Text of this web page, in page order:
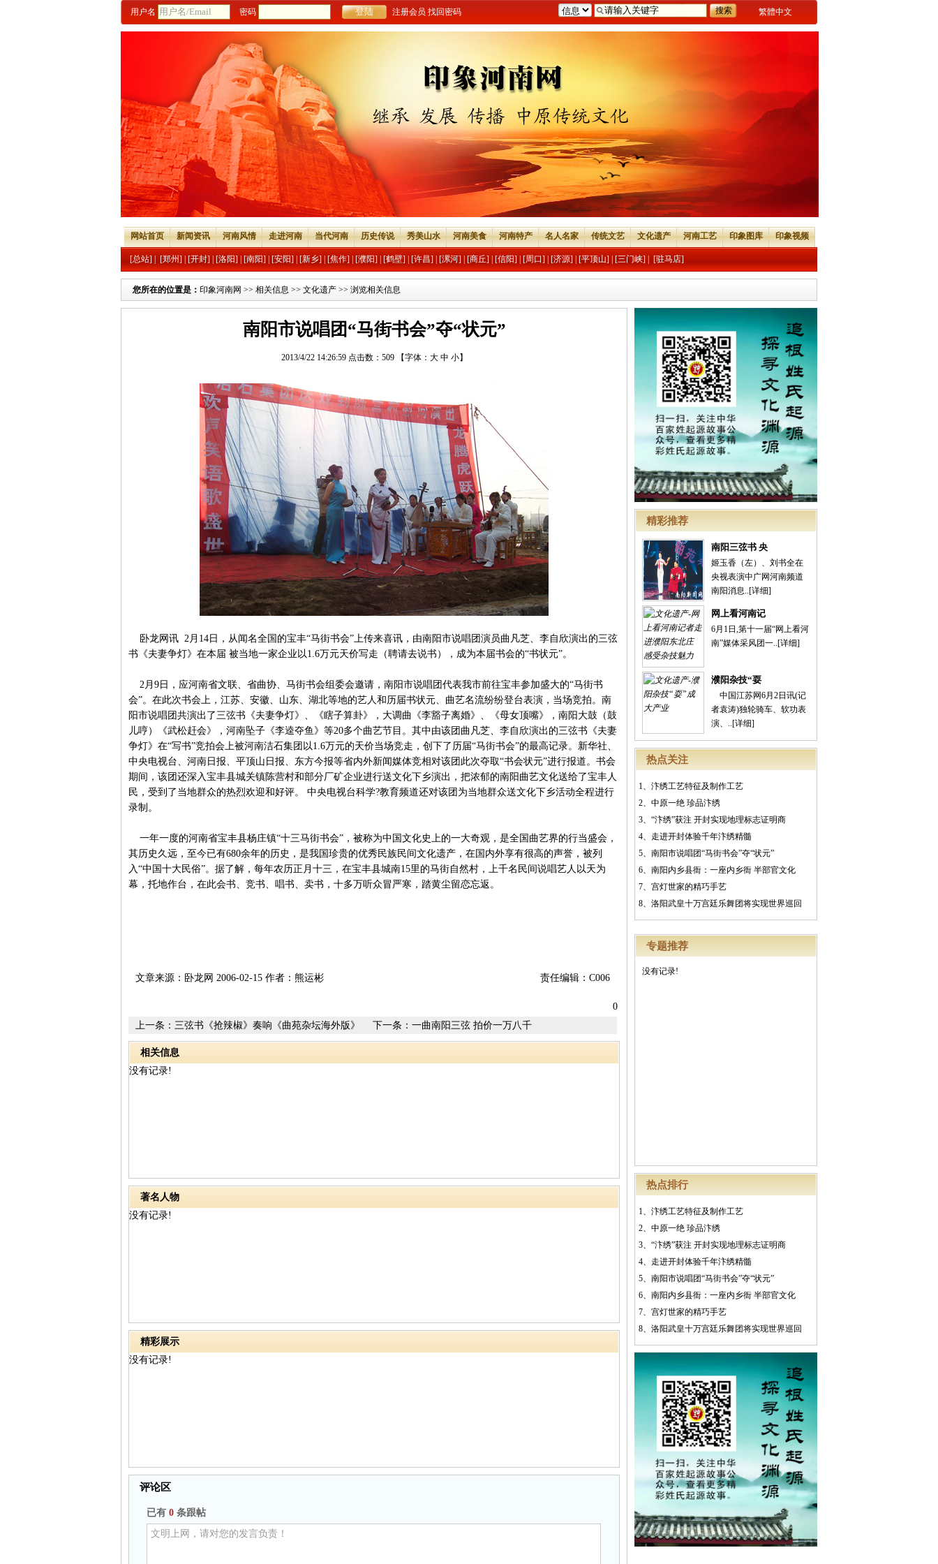
繁體中文
用户名 密码 注册会员 找回密码
网站首页 新闻资讯 河南风情 走进河南 当代河南 历史传说 秀美山水 河南美食 河南特产 名人名家 传统文艺 文化遗产 河南工艺 印象图库 印象视频
[总站] [郑州] [开封] [洛阳] [南阳] [安阳] [新乡] [焦作] [濮阳] [鹤壁] [许昌] [漯河] [商丘] [信阳] [周口] [济源] [平顶山] [三门峡] [驻马店]
您所在的位置是： 印象河南网 >> 相关信息 >> 文化遗产 >> 浏览相关信息
精彩推荐
南阳三弦书 央
姬玉香（左）、刘书全在
央视表演中广网河南频道
南阳消息..[详细]
网上看河南记
6月1日,第十一届“网上看河
南”媒体采风团一..[详细]
濮阳杂技“耍
中国江苏网6月2日讯(记
者袁涛)独轮骑车、软功表
演、..[详细]
热点关注
1、 汴绣工艺特征及制作工艺
2、 中原一绝 珍品汴绣
3、 “汴绣”获注 开封实现地理标志证明商
4、 走进开封体验千年汴绣精髓
5、 南阳市说唱团“马街书会”夺“状元”
6、 南阳内乡县衙：一座内乡衙 半部官文化
7、 宫灯世家的精巧手艺
8、 洛阳武皇十万宫廷乐舞团将实现世界巡回
专题推荐
没有记录!
热点排行
1、 汴绣工艺特征及制作工艺
2、 中原一绝 珍品汴绣
3、 “汴绣”获注 开封实现地理标志证明商
4、 走进开封体验千年汴绣精髓
5、 南阳市说唱团“马街书会”夺“状元”
6、 南阳内乡县衙：一座内乡衙 半部官文化
7、 宫灯世家的精巧手艺
8、 洛阳武皇十万宫廷乐舞团将实现世界巡回
南阳市说唱团“马街书会”夺“状元”
2013/4/22 14:26:59 点击数： 509 【字体： 大 中 小】
卧龙网讯 2月14日，从闻名全国的宝丰“马街书会”上传来喜讯，由南阳市说唱团演员曲凡芝、李自欣演出的三弦
书《夫妻争灯》在本届 被当地一家企业以1.6万元天价写走（聘请去说书），成为本届书会的“书状元”。
2月9日，应河南省文联、省曲协、马街书会组委会邀请，南阳市说唱团代表我市前往宝丰参加盛大的“马街书
会”。在此次书会上，江苏、安徽、山东、湖北等地的艺人和历届书状元、曲艺名流纷纷登台表演，当场竞拍。南
阳市说唱团共演出了三弦书《夫妻争灯》、《瞎子算卦》，大调曲《李豁子离婚》、《母女顶嘴》，南阳大鼓（鼓
儿哼）《武松赶会》，河南坠子《李逵夺鱼》等20多个曲艺节目。其中由该团曲凡芝、李自欣演出的三弦书《夫妻
争灯》在“写书”竞拍会上被河南洁石集团以1.6万元的天价当场竞走，创下了历届“马街书会”的最高记录。新华社、
中央电视台、河南日报、平顶山日报、东方今报等省内外新闻媒体竞相对该团此次夺取“书会状元”进行报道。书会
期间，该团还深入宝丰县城关镇陈营村和部分厂矿企业进行送文化下乡演出，把浓郁的南阳曲艺文化送给了宝丰人
民，受到了当地群众的热烈欢迎和好评。 中央电视台科学?教育频道还对该团为当地群众送文化下乡活动全程进行
录制。
一年一度的河南省宝丰县杨庄镇“十三马街书会”，被称为中国文化史上的一大奇观，是全国曲艺界的行当盛会，
其历史久远，至今已有680余年的历史，是我国珍贵的优秀民族民间文化遗产，在国内外享有很高的声誉，被列
入“中国十大民俗”。据了解，每年农历正月十三，在宝丰县城南15里的马街自然村，上千名民间说唱艺人以天为
幕，托地作台，在此会书、竞书、唱书、卖书，十多万听众冒严寒，踏黄尘留恋忘返。
责任编辑：C006
文章来源：卧龙网 2006-02-15 作者：熊运彬
0
下一条： 一曲南阳三弦 拍价一万八千
上一条： 三弦书《抢辣椒》奏响《曲苑杂坛海外版》
相关信息
没有记录!
著名人物
没有记录!
精彩展示
没有记录!
评论区
已有 0 条跟帖